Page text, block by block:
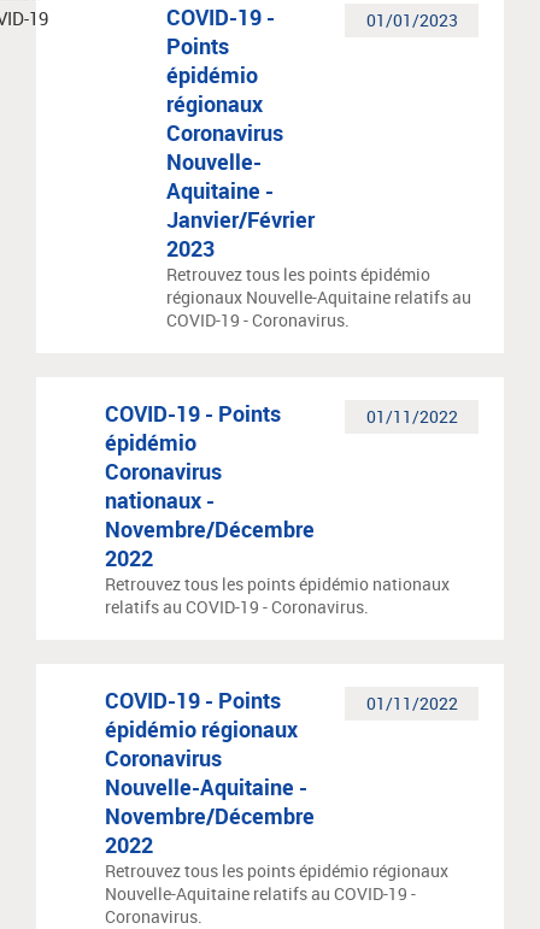
01/01/2023
COVID-19 -
Points
épidémio
régionaux
Coronavirus
Nouvelle-
Aquitaine -
Janvier/Février
2023
Retrouvez tous les points épidémio
régionaux Nouvelle-Aquitaine relatifs au
COVID-19 - Coronavirus.
01/11/2022
COVID-19 - Points
épidémio
Coronavirus
nationaux -
Novembre/Décembre
2022
Retrouvez tous les points épidémio nationaux
relatifs au COVID-19 - Coronavirus.
01/11/2022
COVID-19 - Points
épidémio régionaux
Coronavirus
Nouvelle-Aquitaine -
Novembre/Décembre
2022
Retrouvez tous les points épidémio régionaux
Nouvelle-Aquitaine relatifs au COVID-19 -
Coronavirus.